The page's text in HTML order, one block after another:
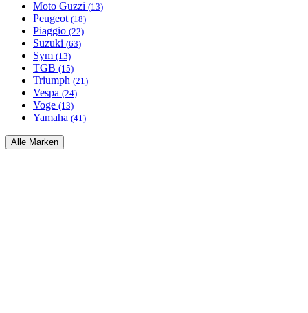
Moto Guzzi (13)
Peugeot (18)
Piaggio (22)
Suzuki (63)
Sym (13)
TGB (15)
Triumph (21)
Vespa (24)
Voge (13)
Yamaha (41)
Alle Marken